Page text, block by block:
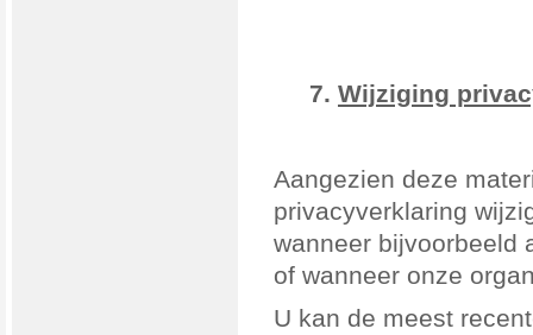
7. Wijziging
Aangezien deze
privacyverklaring
wanneer bijvoorbeeld
of wanneer onze
U kan de meest